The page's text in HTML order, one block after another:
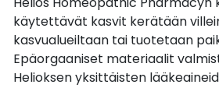
käytettävät kasvit kerätään
kasvualueiltaan tai tuotetaan
Epäorgaaniset materiaalit
Helioksen yksittäisten